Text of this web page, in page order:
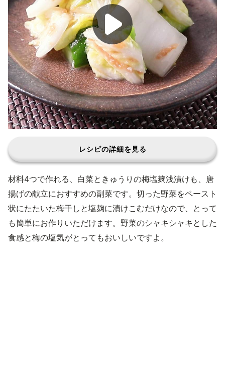
レシピの詳細を見る
材料4つで作れる、白菜ときゅうりの梅塩麹浅漬けも、唐
揚げの献立におすすめの副菜です。切った野菜をペースト
状にたたいた梅干しと塩麹に漬けこむだけなので、とって
も簡単にお作りいただけます。野菜のシャキシャキとした
食感と梅の塩気がとってもおいしいですよ。